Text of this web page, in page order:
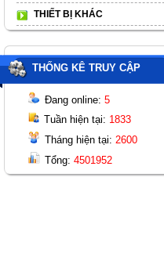
THIẾT BỊ KHÁC
THỐNG KÊ TRUY CẬP
Đang online: 5
Tuần hiện tại: 1833
Tháng hiện tại: 2600
Tổng: 4501952